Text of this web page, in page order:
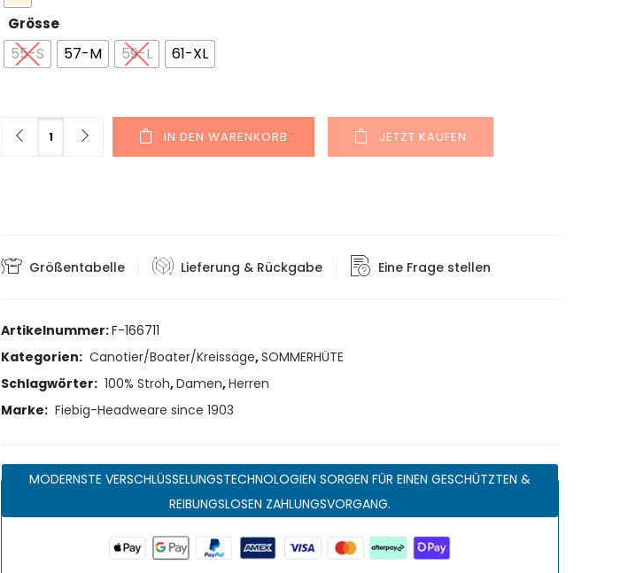
Grösse
55-S 57-M 59-L 61-XL
Menge
IN DEN WARENKORB JETZT KAUFEN
Größentabelle Lieferung & Rückgabe Eine Frage stellen
Artikelnummer:F-166711
Kategorien: Canotier/Boater/Kreissäge,SOMMERHÜTE
Schlagwörter: 100% Stroh,Damen,Herren
Marke: Fiebig-Headweare since 1903
MODERNSTE VERSCHLÜSSELUNGSTECHNOLOGIEN SORGEN FÜR EINEN GESCHÜTZTEN &
REIBUNGSLOSEN ZAHLUNGSVORGANG.